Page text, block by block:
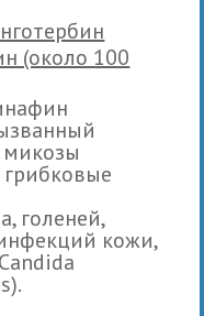
(около 100
голеней,
кожи,